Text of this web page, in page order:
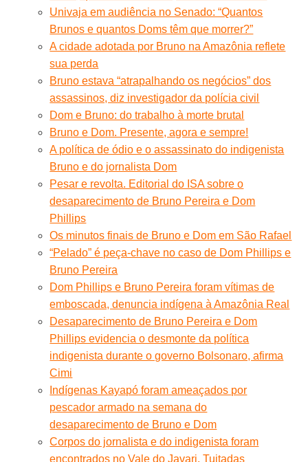
Univaja em audiência no Senado: “Quantos
Brunos e quantos Doms têm que morrer?”
A cidade adotada por Bruno na Amazônia reflete
sua perda
Bruno estava “atrapalhando os negócios” dos
assassinos, diz investigador da polícia civil
Dom e Bruno: do trabalho à morte brutal
Bruno e Dom. Presente, agora e sempre!
A política de ódio e o assassinato do indigenista
Bruno e do jornalista Dom
Pesar e revolta. Editorial do ISA sobre o
desaparecimento de Bruno Pereira e Dom
Phillips
Os minutos finais de Bruno e Dom em São Rafael
“Pelado” é peça-chave no caso de Dom Phillips e
Bruno Pereira
Dom Phillips e Bruno Pereira foram vítimas de
emboscada, denuncia indígena à Amazônia Real
Desaparecimento de Bruno Pereira e Dom
Phillips evidencia o desmonte da política
indigenista durante o governo Bolsonaro, afirma
Cimi
Indígenas Kayapó foram ameaçados por
pescador armado na semana do
desaparecimento de Bruno e Dom
Corpos do jornalista e do indigenista foram
encontrados no Vale do Javari. Tuitadas